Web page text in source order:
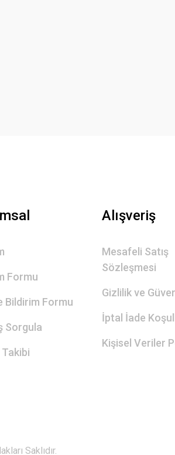
Formu
Bildirim Formu
Sorgula
Alışveriş
Mesafeli Satış
Sözleşmesi
Gizlilik ve
İptal İade
Kişisel Veriler
Saklıdır.